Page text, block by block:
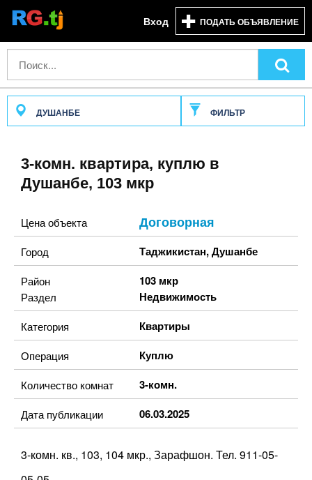
Вход ПОДАТЬ ОБЪЯВЛЕНИЕ
ДУШАНБЕ ФИЛЬТР
3-комн. квартира, куплю в
Душанбе, 103 мкр
Цена объекта Договорная
Город Таджикистан,Душанбе
Район 103 мкр
Раздел Недвижимость
Категория Квартиры
Операция Куплю
Количество комнат 3-комн.
Дата публикации 06.03.2025
3-комн. кв., 103, 104 мкр., Зарафшон. Тел. 911-05-